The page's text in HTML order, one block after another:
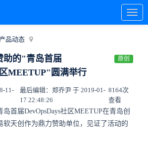
产品动态
助的"青岛首届
MEETUP"圆满举行
原创
11-
最后编辑：郑乔尹 于 2019-01-
17 22:48:26
8164次
查看
岛首届DevOpsDays社区MEETUP在青岛创
软天创作为鼎力赞助单位，见证了活动的